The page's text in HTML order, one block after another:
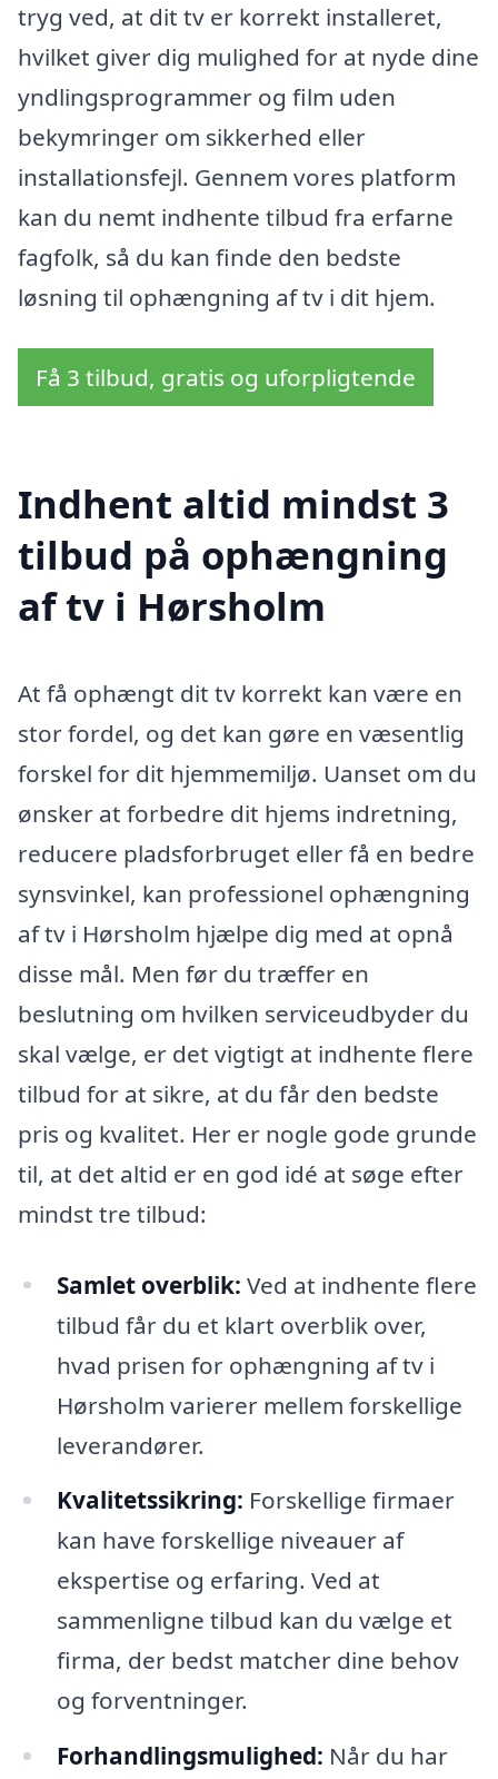
tryg ved, at dit tv er korrekt installeret,
hvilket giver dig mulighed for at nyde dine
yndlingsprogrammer og film uden
bekymringer om sikkerhed eller
installationsfejl. Gennem vores platform
kan du nemt indhente tilbud fra erfarne
fagfolk, så du kan finde den bedste
løsning til ophængning af tv i dit hjem.
Få 3 tilbud, gratis og uforpligtende
Indhent altid mindst 3
tilbud på ophængning
af tv i Hørsholm
At få ophængt dit tv korrekt kan være en
stor fordel, og det kan gøre en væsentlig
forskel for dit hjemmemiljø. Uanset om du
ønsker at forbedre dit hjems indretning,
reducere pladsforbruget eller få en bedre
synsvinkel, kan professionel ophængning
af tv i Hørsholm hjælpe dig med at opnå
disse mål. Men før du træffer en
beslutning om hvilken serviceudbyder du
skal vælge, er det vigtigt at indhente flere
tilbud for at sikre, at du får den bedste
pris og kvalitet. Her er nogle gode grunde
til, at det altid er en god idé at søge efter
mindst tre tilbud:
Samlet overblik: Ved at indhente flere
tilbud får du et klart overblik over,
hvad prisen for ophængning af tv i
Hørsholm varierer mellem forskellige
leverandører.
Kvalitetssikring: Forskellige firmaer
kan have forskellige niveauer af
ekspertise og erfaring. Ved at
sammenligne tilbud kan du vælge et
firma, der bedst matcher dine behov
og forventninger.
Forhandlingsmulighed: Når du har